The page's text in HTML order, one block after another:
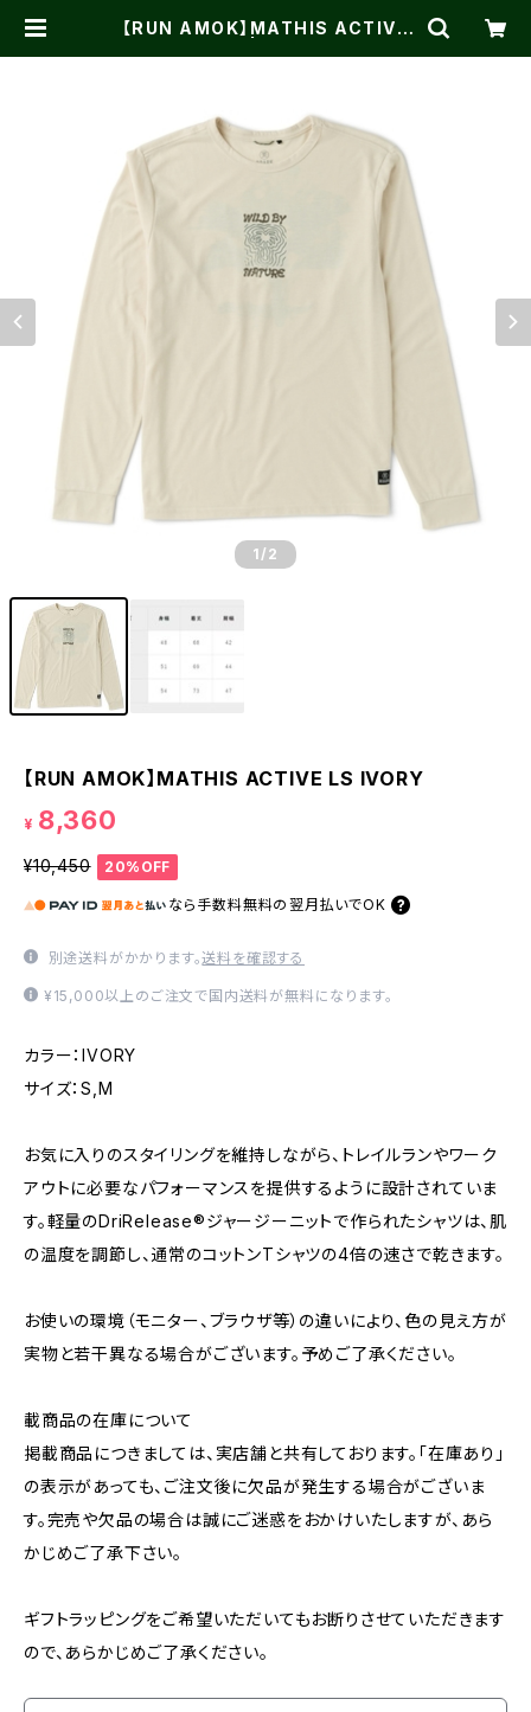
【RUN AMOK】MATHIS ACTIVE
1 /2
【RUN AMOK】MATHIS ACTIVE LS IVORY
¥ 8,360
¥10,450 20%OFF
なら 手数料無料の 翌月払いでOK
別途送料がかかります。送料を確認する
¥15,000以上のご注文で国内送料が無料になります。
カラー：IVORY
サイズ：S,M
お気に入りのスタイリングを維持しながら、トレイルランやワーク
アウトに必要なパフォーマンスを提供するように設計されていま
す。軽量のDriRelease®ジャージーニットで作られたシャツは、肌
の温度を調節し、通常のコットンTシャツの4倍の速さで乾きます。
お使いの環境（モニター、ブラウザ等）の違いにより、色の見え方が
実物と若干異なる場合がございます。予めご了承ください。
載商品の在庫について
掲載商品につきましては、実店舗と共有しております。「在庫あり」
の表示があっても、ご注文後に欠品が発生する場合がございま
す。完売や欠品の場合は誠にご迷惑をおかけいたしますが、あら
かじめご了承下さい。
ギフトラッピングをご希望いただいてもお断りさせていただきます
ので、あらかじめご了承ください。